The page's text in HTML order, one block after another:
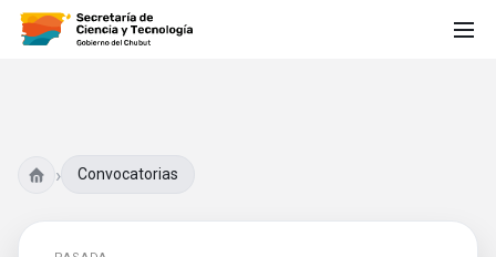
› Convocatorias